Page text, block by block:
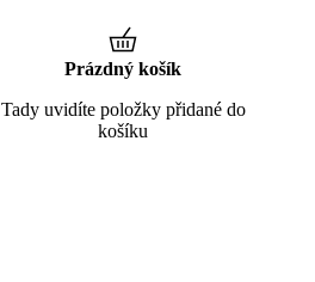
Prázdný košík
Tady uvidíte položky přidané do
košíku